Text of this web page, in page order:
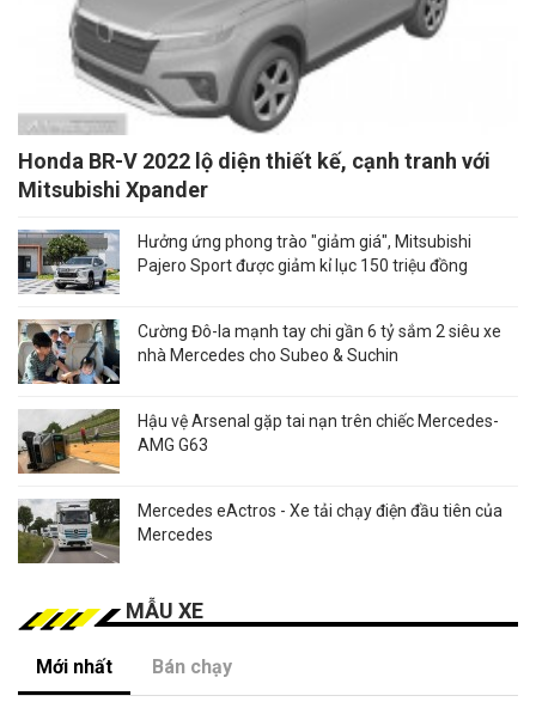
Honda BR-V 2022 lộ diện thiết kế, cạnh tranh với
Mitsubishi Xpander
Hưởng ứng phong trào "giảm giá", Mitsubishi
Pajero Sport được giảm kỉ lục 150 triệu đồng
Cường Đô-la mạnh tay chi gần 6 tỷ sắm 2 siêu xe
nhà Mercedes cho Subeo & Suchin
Hậu vệ Arsenal gặp tai nạn trên chiếc Mercedes-
AMG G63
Mercedes eActros - Xe tải chạy điện đầu tiên của
Mercedes
MẪU XE
Mới nhất Bán chạy